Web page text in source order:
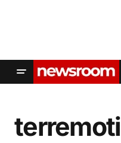
terremoti